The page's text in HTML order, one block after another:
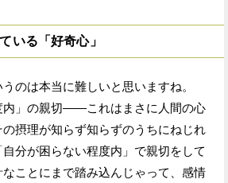
いる「好奇心」
のは本当に難しいと思いますね。
内」の親切——これはまさに人間の心
摂理が知らず知らずのうちにねじれ
分が困らない程度内」で親切をして
ことにまで踏み込んじゃって、感情